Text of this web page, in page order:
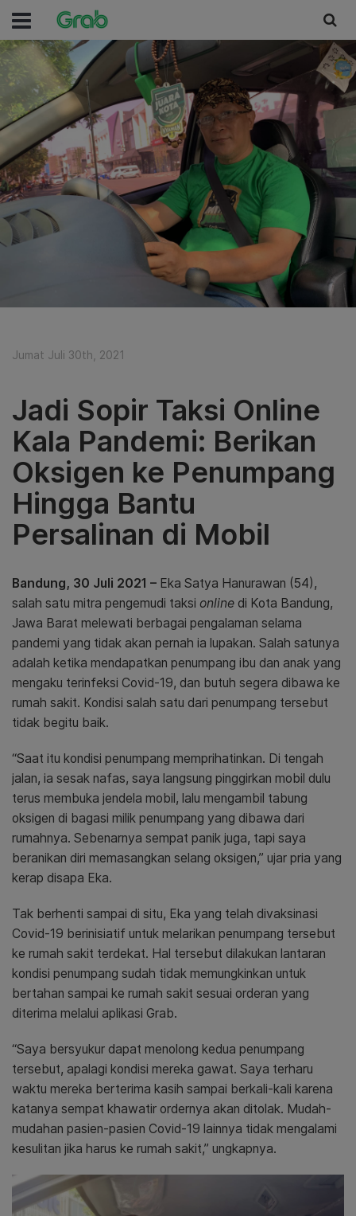
Jumat Juli 30th, 2021
Jadi Sopir Taksi Online
Kala Pandemi: Berikan
Oksigen ke Penumpang
Hingga Bantu
Persalinan di Mobil
Bandung, 30 Juli 2021 – Eka Satya Hanurawan (54),
salah satu mitra pengemudi taksi online di Kota Bandung,
Jawa Barat melewati berbagai pengalaman selama
pandemi yang tidak akan pernah ia lupakan. Salah satunya
adalah ketika mendapatkan penumpang ibu dan anak yang
mengaku terinfeksi Covid-19, dan butuh segera dibawa ke
rumah sakit. Kondisi salah satu dari penumpang tersebut
tidak begitu baik.
“Saat itu kondisi penumpang memprihatinkan. Di tengah
jalan, ia sesak nafas, saya langsung pinggirkan mobil dulu
terus membuka jendela mobil, lalu mengambil tabung
oksigen di bagasi milik penumpang yang dibawa dari
rumahnya. Sebenarnya sempat panik juga, tapi saya
beranikan diri memasangkan selang oksigen,” ujar pria yang
kerap disapa Eka.
Tak berhenti sampai di situ, Eka yang telah divaksinasi
Covid-19 berinisiatif untuk melarikan penumpang tersebut
ke rumah sakit terdekat. Hal tersebut dilakukan lantaran
kondisi penumpang sudah tidak memungkinkan untuk
bertahan sampai ke rumah sakit sesuai orderan yang
diterima melalui aplikasi Grab.
“Saya bersyukur dapat menolong kedua penumpang
tersebut, apalagi kondisi mereka gawat. Saya terharu
waktu mereka berterima kasih sampai berkali-kali karena
katanya sempat khawatir ordernya akan ditolak. Mudah-
mudahan pasien-pasien Covid-19 lainnya tidak mengalami
kesulitan jika harus ke rumah sakit,” ungkapnya.